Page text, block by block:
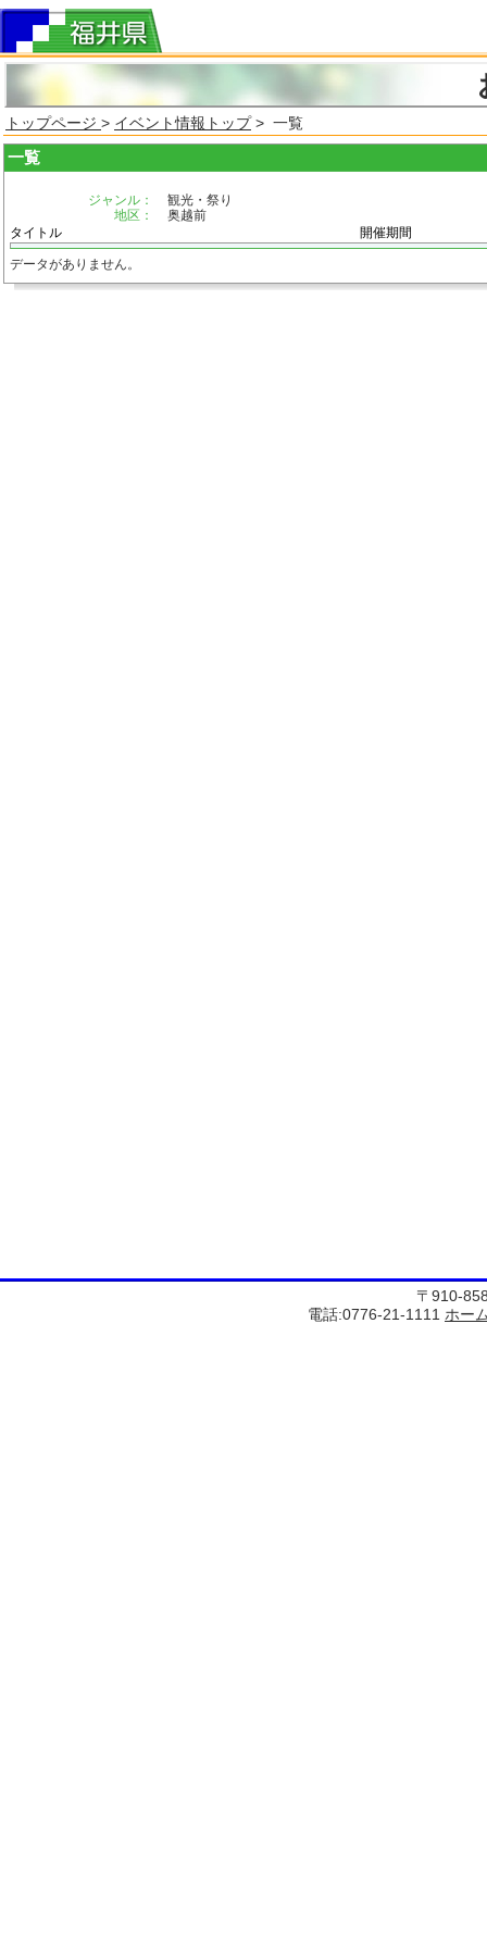
トップページ > イベント情報トップ> 一覧
一覧
ジャンル：
観光・祭り
地区：
奥越前
タイトル
開催期間
データがありません。
〒910-
電話:0776-21-1111 ホー